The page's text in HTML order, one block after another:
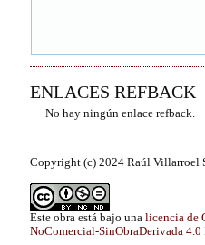
ENLACES REFBACK
No hay ningún enlace refback.
Copyright (c) 2024 Raúl Villarroel
Este obra está bajo una licencia de
NoComercial-SinObraDerivada